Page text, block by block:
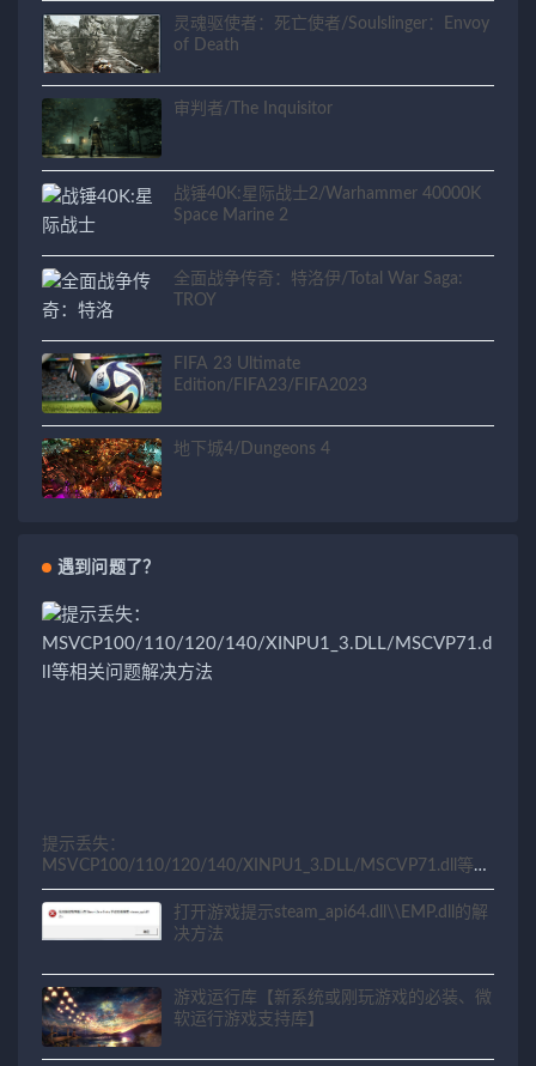
灵魂驱使者：死亡使者/Soulslinger：Envoy
of Death
审判者/The Inquisitor
战锤40K:星际战士2/Warhammer 40000K
Space Marine 2
全面战争传奇：特洛伊/Total War Saga:
TROY
FIFA 23 Ultimate
Edition/FIFA23/FIFA2023
地下城4/Dungeons 4
遇到问题了？
提示丢失：
MSVCP100/110/120/140/XINPU1_3.DLL/MSCVP71.dll等相
关问题解决方法
打开游戏提示steam_api64.dll\\EMP.dll的解
决方法
游戏运行库【新系统或刚玩游戏的必装、微
软运行游戏支持库】